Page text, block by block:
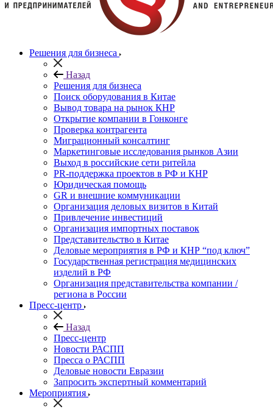
Решения для бизнеса
Назад
Решения для бизнеса
Поиск оборудования в Китае
Вывод товара на рынок КНР
Открытие компании в Гонконге
Проверка контрагента
Миграционный консалтинг
Маркетинговые исследования рынков Азии
Выход в российские сети ритейла
PR-поддержка проектов в РФ и КНР
Юридическая помощь
GR и внешние коммуникации
Организация деловых визитов в Китай
Привлечение инвестиций
Организация импортных поставок
Представительство в Китае
Деловые мероприятия в РФ и КНР “под ключ”
Государственная регистрация медицинских
изделий в РФ
Организация представительства компании /
региона в России
Пресс-центр
Назад
Пресс-центр
Новости РАСПП
Пресса о РАСПП
Деловые новости Евразии
Запросить экспертный комментарий
Мероприятия